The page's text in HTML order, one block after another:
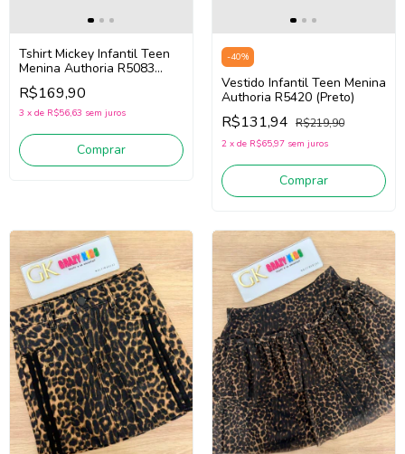
Tshirt Mickey Infantil Teen
Menina Authoria R5083
(Branco)
R$169,90
3 x de R$56,63 sem juros
Comprar
-40%
Vestido Infantil Teen Menina
Authoria R5420 (Preto)
R$131,94 R$219,90
2 x de R$65,97 sem juros
Comprar